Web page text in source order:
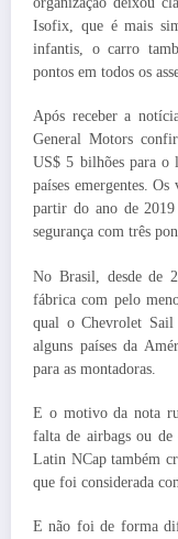
Isofix, que é mais
infantis, o carro
pontos em todos os
Após receber a
General Motors
US$ 5 bilhões para o
países emergentes.
partir do ano de
segurança com três
No Brasil, desde de
fábrica com pelo
qual o Chevrolet Sail
alguns países da
para as montadoras.
E o motivo da nota
falta de airbags ou de
Latin NCap também
que foi considerada
E não foi de forma